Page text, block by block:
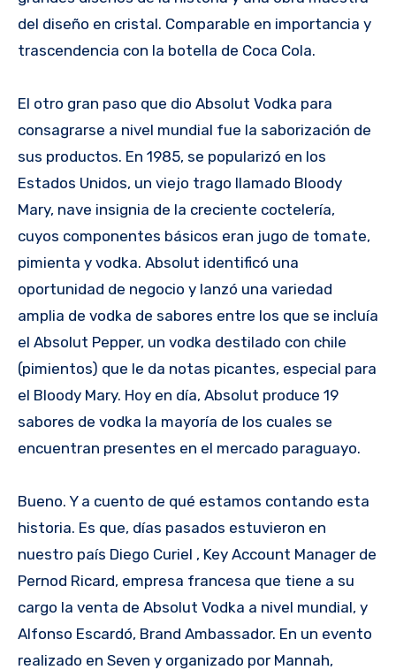
del diseño en cristal. Comparable en importancia y
trascendencia con la botella de Coca Cola.
El otro gran paso que dio Absolut Vodka para
consagrarse a nivel mundial fue la saborización de
sus productos. En 1985, se popularizó en los
Estados Unidos, un viejo trago llamado Bloody
Mary, nave insignia de la creciente coctelería,
cuyos componentes básicos eran jugo de tomate,
pimienta y vodka. Absolut identificó una
oportunidad de negocio y lanzó una variedad
amplia de vodka de sabores entre los que se incluía
el Absolut Pepper, un vodka destilado con chile
(pimientos) que le da notas picantes, especial para
el Bloody Mary. Hoy en día, Absolut produce 19
sabores de vodka la mayoría de los cuales se
encuentran presentes en el mercado paraguayo.
Bueno. Y a cuento de qué estamos contando esta
historia. Es que, días pasados estuvieron en
nuestro país Diego Curiel , Key Account Manager de
Pernod Ricard, empresa francesa que tiene a su
cargo la venta de Absolut Vodka a nivel mundial, y
Alfonso Escardó, Brand Ambassador. En un evento
realizado en Seven y organizado por Mannah,